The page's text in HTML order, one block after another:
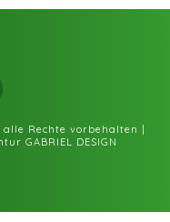
Rechte vorbehalten |
GABRIEL DESIGN